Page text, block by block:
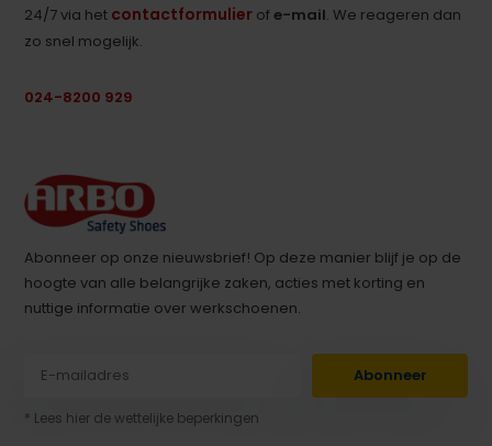
24/7 via het contactformulier ofe-mail. We reageren dan
zo snel mogelijk.
024-8200 929
Abonneer op onze nieuwsbrief! Op deze manier blijf je op de
hoogte van alle belangrijke zaken, acties met korting en
nuttige informatie over werkschoenen.
Abonneer
* Lees hier de wettelijke beperkingen